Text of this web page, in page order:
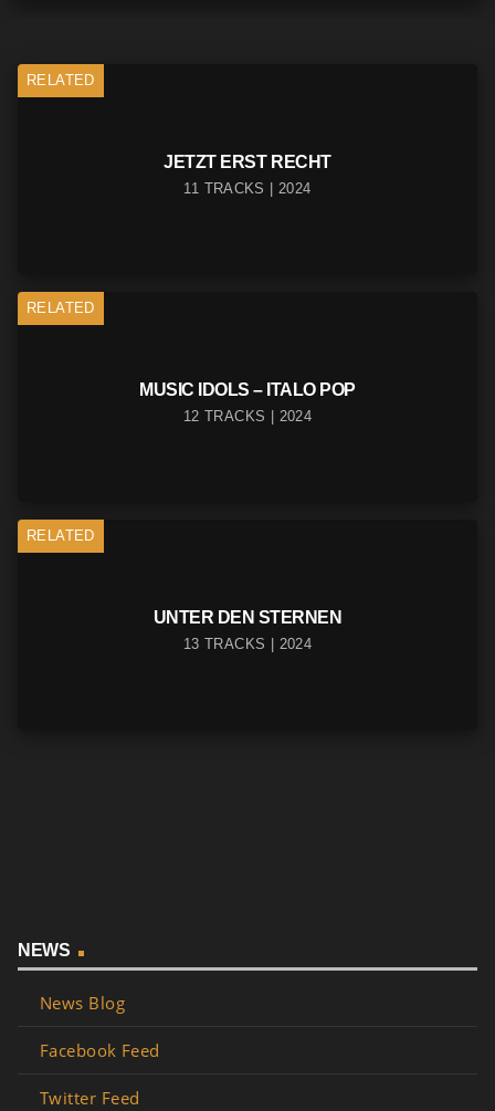
RELATED
JETZT ERST RECHT
11 TRACKS | 2024
RELATED
MUSIC IDOLS – ITALO POP
12 TRACKS | 2024
RELATED
UNTER DEN STERNEN
13 TRACKS | 2024
NEWS
News Blog
Facebook Feed
Twitter Feed